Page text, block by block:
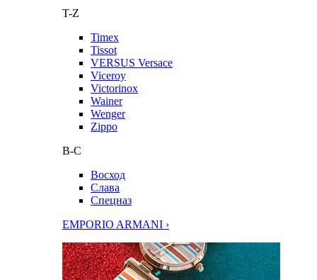
T-Z
Timex
Tissot
VERSUS Versace
Viceroy
Victorinox
Wainer
Wenger
Zippo
В-С
Восход
Слава
Спецназ
EMPORIO ARMANI ›